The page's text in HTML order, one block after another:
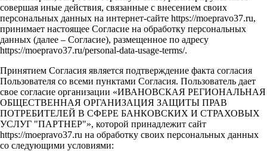
совершая иные действия, связанные с внесением своих
персональных данных на интернет-сайте https://moepravo37.ru,
принимает настоящее Согласие на обработку персональных
данных (далее – Согласие), размещенное по адресу
https://moepravo37.ru/personal-data-usage-terms/.
Принятием Согласия является подтверждение факта согласия
Пользователя со всеми пунктами Согласия. Пользователь дает
свое согласие организации «ИВАНОВСКАЯ РЕГИОНАЛЬНАЯ
ОБЩЕСТВЕННАЯ ОРГАНИЗАЦИЯ ЗАЩИТЫ ПРАВ
ПОТРЕБИТЕЛЕЙ В СФЕРЕ БАНКОВСКИХ И СТРАХОВЫХ
УСЛУГ "ПАРТНЕР"», которой принадлежит сайт
https://moepravo37.ru на обработку своих персональных данных
со следующими условиями: